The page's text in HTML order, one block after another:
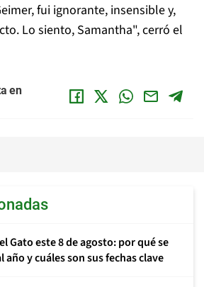
fui ignorante, insensible y,
Lo siento, Samantha", cerró el
en
Gato este 8 de agosto: por qué se
año y cuáles son sus fechas clave